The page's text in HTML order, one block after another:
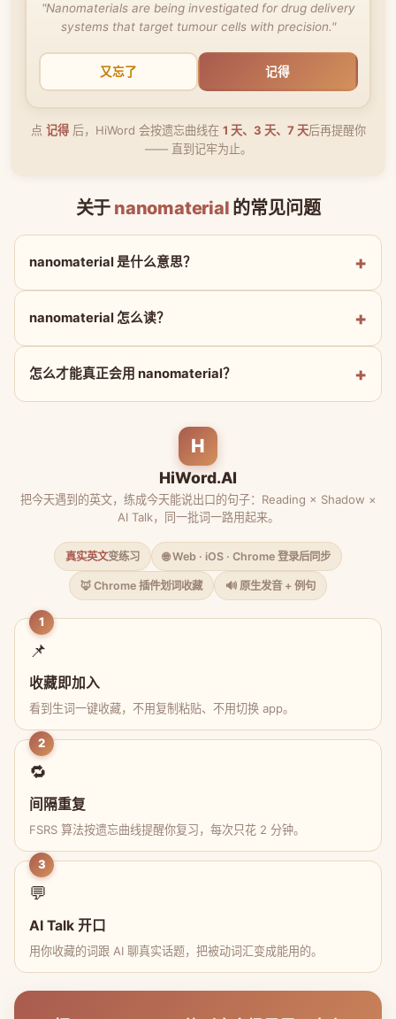
"Nanomaterials are being investigated for drug delivery
systems that target tumour cells with precision."
又忘了 记得
点 记得后，HiWord 会按遗忘曲线在 1 天、3 天、7 天后再提醒你
—— 直到记牢为止。
关于 nanomaterial 的常见问题
nanomaterial 是什么意思？
nanomaterial 怎么读？
怎么才能真正会用 nanomaterial？
H
HiWord.AI
把今天遇到的英文，练成今天能说出口的句子：Reading × Shadow ×
AI Talk，同一批词一路用起来。
真实英文变练习 🌐 Web · iOS · Chrome 登录后同步
🦊 Chrome 插件划词收藏 🔊 原生发音 + 例句
1
📌
收藏即加入
看到生词一键收藏，不用复制粘贴、不用切换 app。
2
🔁
间隔重复
FSRS 算法按遗忘曲线提醒你复习，每次只花 2 分钟。
3
💬
AI Talk 开口
用你收藏的词跟 AI 聊真实话题，把被动词汇变成能用的。